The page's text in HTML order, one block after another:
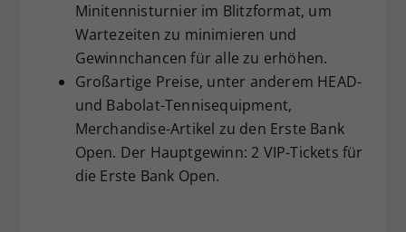
Minitennisturnier im Blitzformat, um
Wartezeiten zu minimieren und
Gewinnchancen für alle zu erhöhen.
Großartige Preise, unter anderem HEAD-
und Babolat-Tennisequipment,
Merchandise-Artikel zu den Erste Bank
Open. Der Hauptgewinn: 2 VIP-Tickets für
die Erste Bank Open.